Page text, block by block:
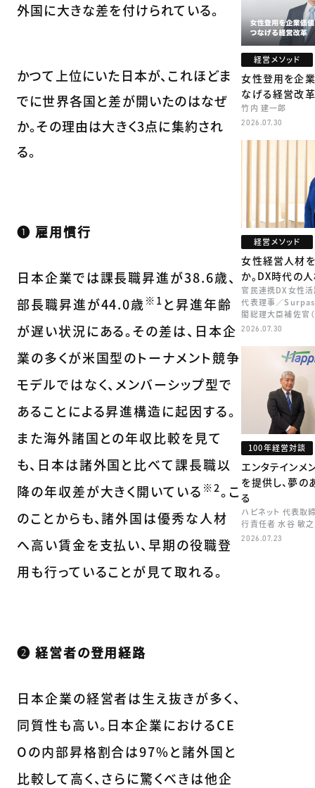
外国に大きな差を付けられている。
かつて上位にいた日本が、これほどま
でに世界各国と差が開いたのはなぜ
か。その理由は大きく3点に集約され
る。
❶ 雇用慣行
日本企業では課長職昇進が38.6歳、
部長職昇進が44.0歳※1 と昇進年齢
が遅い状況にある。その差は、日本企
業の多くが米国型のトーナメント競争
モデルではなく、メンバーシップ型で
あることによる昇進構造に起因する。
また海外諸国との年収比較を見て
も、日本は諸外国と比べて課長職以
降の年収差が大きく開いている ※2。こ
のことからも、諸外国は優秀な人材
へ高い賃金を支払い、早期の役職登
用も行っていることが見て取れる。
❷ 経営者の登用経路
日本企業の経営者は生え抜きが多く、
同質性も高い。日本企業におけるCE
Oの内部昇格割合は97%と諸外国と
比較して高く、さらに驚くべきは他企
経営メソッド
女性登用を企
なげる経営改革
竹内 建一郎
2026.07.30
経営メソッド
女性経営人材
か。DX時代の
官民連携DX女性活
代表理事／
閣総理大臣補佐官
矢田 稚子
2026.07.30
100年経営対談
エンタテインメ
を提供し、夢の
る
ハピネット 代表取
行責任者 水谷 敏
2026.07.23